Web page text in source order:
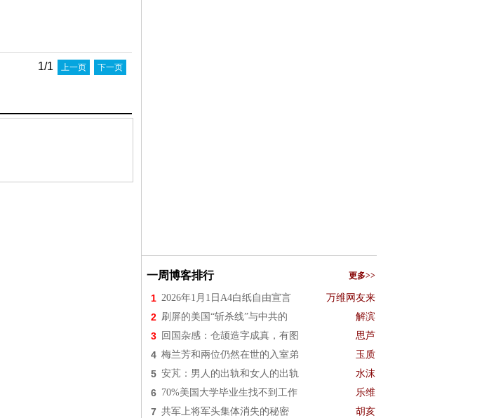
1/1 上一页 下一页
一周博客排行 更多>>
1 2026年1月1日A4白纸自由宣言 万维网友来
2 刷屏的美国“斩杀线”与中共的 解滨
3 回国杂感：仓颉造字成真，有图 思芦
4 梅兰芳和兩位仍然在世的入室弟 玉质
5 安芃：男人的出轨和女人的出轨 水沫
6 70%美国大学毕业生找不到工作 乐维
7 共军上将军头集体消失的秘密 胡亥